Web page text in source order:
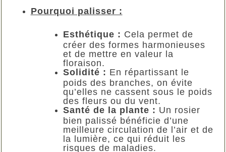
Pourquoi palisser :
Esthétique : Cela permet de
créer des formes harmonieuses
et de mettre en valeur la
floraison.
Solidité : En répartissant le
poids des branches, on évite
qu’elles ne cassent sous le poids
des fleurs ou du vent.
Santé de la plante : Un rosier
bien palissé bénéficie d’une
meilleure circulation de l’air et de
la lumière, ce qui réduit les
risques de maladies.